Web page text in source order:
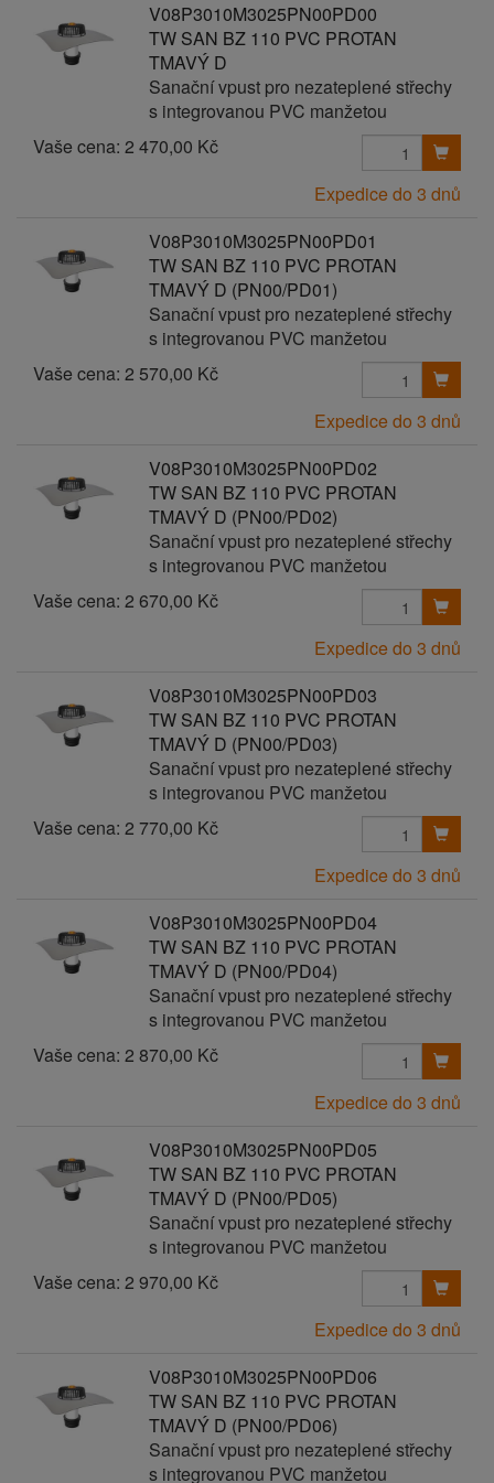
V08P3010M3025PN00PD00
TW SAN BZ 110 PVC PROTAN
TMAVÝ D
Sanační vpust pro nezateplené střechy
s integrovanou PVC manžetou
Vaše cena: 2 470,00 Kč
Expedice do 3 dnů
V08P3010M3025PN00PD01
TW SAN BZ 110 PVC PROTAN
TMAVÝ D (PN00/PD01)
Sanační vpust pro nezateplené střechy
s integrovanou PVC manžetou
Vaše cena: 2 570,00 Kč
Expedice do 3 dnů
V08P3010M3025PN00PD02
TW SAN BZ 110 PVC PROTAN
TMAVÝ D (PN00/PD02)
Sanační vpust pro nezateplené střechy
s integrovanou PVC manžetou
Vaše cena: 2 670,00 Kč
Expedice do 3 dnů
V08P3010M3025PN00PD03
TW SAN BZ 110 PVC PROTAN
TMAVÝ D (PN00/PD03)
Sanační vpust pro nezateplené střechy
s integrovanou PVC manžetou
Vaše cena: 2 770,00 Kč
Expedice do 3 dnů
V08P3010M3025PN00PD04
TW SAN BZ 110 PVC PROTAN
TMAVÝ D (PN00/PD04)
Sanační vpust pro nezateplené střechy
s integrovanou PVC manžetou
Vaše cena: 2 870,00 Kč
Expedice do 3 dnů
V08P3010M3025PN00PD05
TW SAN BZ 110 PVC PROTAN
TMAVÝ D (PN00/PD05)
Sanační vpust pro nezateplené střechy
s integrovanou PVC manžetou
Vaše cena: 2 970,00 Kč
Expedice do 3 dnů
V08P3010M3025PN00PD06
TW SAN BZ 110 PVC PROTAN
TMAVÝ D (PN00/PD06)
Sanační vpust pro nezateplené střechy
s integrovanou PVC manžetou